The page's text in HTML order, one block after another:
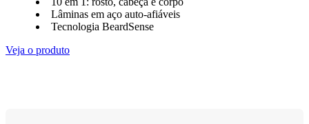
Lâminas em aço auto-afiáveis
Tecnologia BeardSense
Veja o produto